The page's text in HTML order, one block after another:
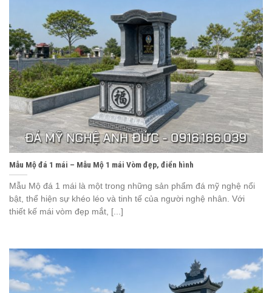
Mẫu Mộ đá 1 mái – Mẫu Mộ 1 mái Vòm đẹp, điển hình
Mẫu Mộ đá 1 mái là một trong những sản phẩm đá mỹ nghệ nổi
bật, thể hiện sự khéo léo và tinh tế của người nghệ nhân. Với
thiết kế mái vòm đẹp mắt, [...]